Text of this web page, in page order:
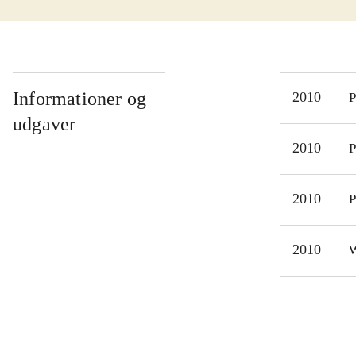
Informationer og
udgaver
2010
2010
2010
2010